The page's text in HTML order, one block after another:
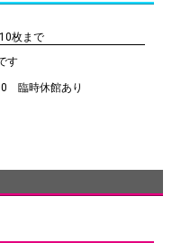
枚まで
す
臨時休館あり